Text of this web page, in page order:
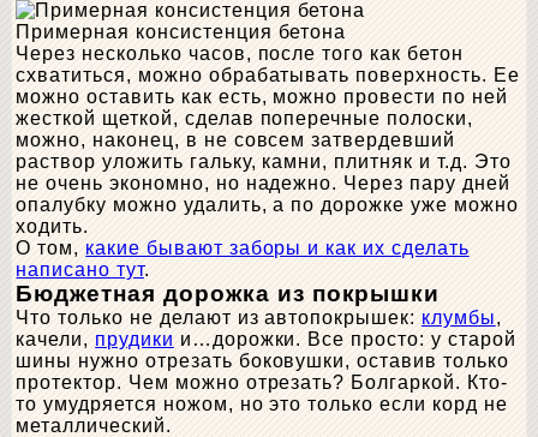
Примерная консистенция бетона
Через несколько часов, после того как бетон
схватиться, можно обрабатывать поверхность. Ее
можно оставить как есть, можно провести по ней
жесткой щеткой, сделав поперечные полоски,
можно, наконец, в не совсем затвердевший
раствор уложить гальку, камни, плитняк и т.д. Это
не очень экономно, но надежно. Через пару дней
опалубку можно удалить, а по дорожке уже можно
ходить.
О том, какие бывают заборы и как их сделать
написано тут.
Бюджетная дорожка из покрышки
Что только не делают из автопокрышек: клумбы,
качели, прудики и…дорожки. Все просто: у старой
шины нужно отрезать боковушки, оставив только
протектор. Чем можно отрезать? Болгаркой. Кто-
то умудряется ножом, но это только если корд не
металлический.